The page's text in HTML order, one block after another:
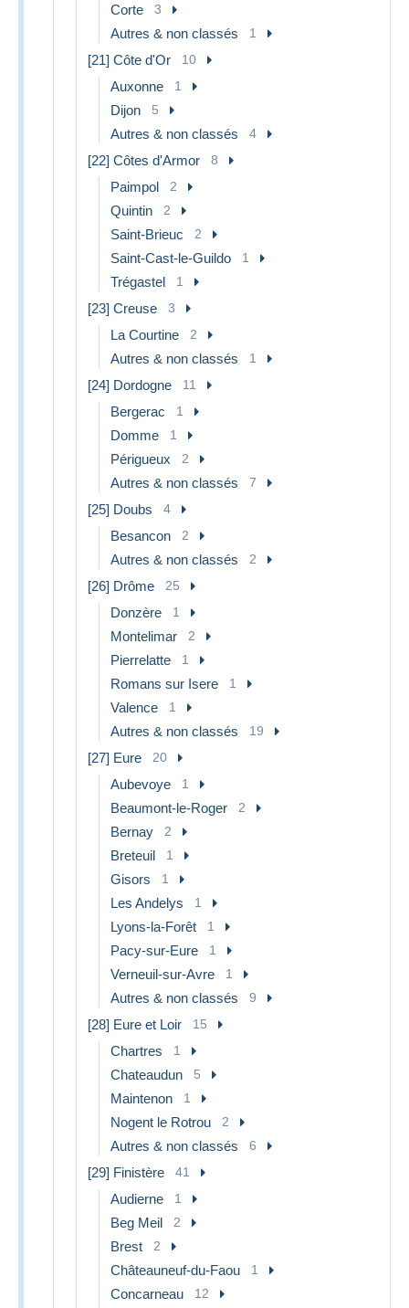
Corte 3
Autres & non classés 1
[21] Côte d'Or 10
Auxonne 1
Dijon 5
Autres & non classés 4
[22] Côtes d'Armor 8
Paimpol 2
Quintin 2
Saint-Brieuc 2
Saint-Cast-le-Guildo 1
Trégastel 1
[23] Creuse 3
La Courtine 2
Autres & non classés 1
[24] Dordogne 11
Bergerac 1
Domme 1
Périgueux 2
Autres & non classés 7
[25] Doubs 4
Besancon 2
Autres & non classés 2
[26] Drôme 25
Donzère 1
Montelimar 2
Pierrelatte 1
Romans sur Isere 1
Valence 1
Autres & non classés 19
[27] Eure 20
Aubevoye 1
Beaumont-le-Roger 2
Bernay 2
Breteuil 1
Gisors 1
Les Andelys 1
Lyons-la-Forêt 1
Pacy-sur-Eure 1
Verneuil-sur-Avre 1
Autres & non classés 9
[28] Eure et Loir 15
Chartres 1
Chateaudun 5
Maintenon 1
Nogent le Rotrou 2
Autres & non classés 6
[29] Finistère 41
Audierne 1
Beg Meil 2
Brest 2
Châteauneuf-du-Faou 1
Concarneau 12